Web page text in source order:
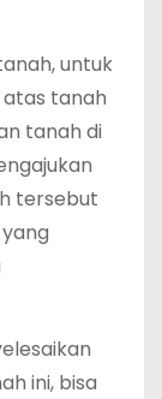
untuk
tanah
tanah di
tersebut
ini, bisa